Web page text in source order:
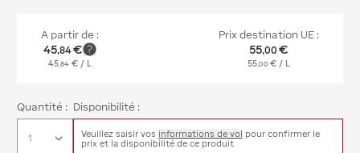
A partir de :
45,84€
45,84 € / L
Prix destination UE :
55,00 €
55,00 € / L
Quantité : Disponibilité :
Veuillez saisir vos informations de vol pour confirmer le
prix et la disponibilité de ce produit